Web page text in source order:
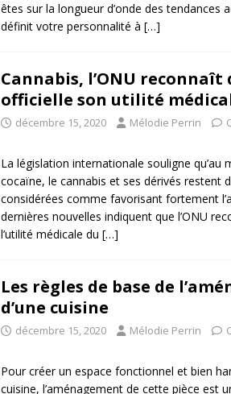
êtes sur la longueur d’onde des tendances
définit votre personnalité à […]
Cannabis, l’ONU reconnaît
officielle son utilité
décembre 15, 2020 Mélodie Perrin
La législation internationale souligne qu’au
cocaïne, le cannabis et ses dérivés restent
considérées comme favorisant fortement
dernières nouvelles indiquent que l’ONU
l’utilité médicale du […]
Les règles de base de
d’une cuisine
décembre 15, 2020 Mélodie Perrin
Pour créer un espace fonctionnel et bien
cuisine, l’aménagement de cette pièce est